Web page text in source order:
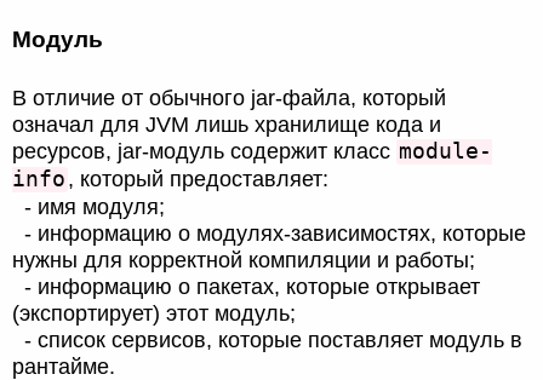
Модуль
В отличие от обычного jar-файла, который
означал для JVM лишь хранилище кода и
ресурсов, jar-модуль содержит класс module-
info , который предоставляет:
- имя модуля;
- информацию о модулях-зависимостях, которые
нужны для корректной компиляции и работы;
- информацию о пакетах, которые открывает
(экспортирует) этот модуль;
- список сервисов, которые поставляет модуль в
рантайме.